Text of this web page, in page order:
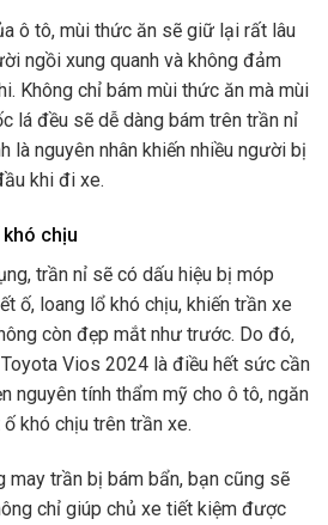
ô tô, mùi thức ăn sẽ giữ lại rất lâu
ngồi xung quanh và không đảm
Không chỉ bám mùi thức ăn mà mùi
lá đều sẽ dễ dàng bám trên trần nỉ
là nguyên nhân khiến nhiều người bị
khi đi xe.
chịu
trần nỉ sẽ có dấu hiệu bị móp
ố, loang lổ khó chịu, khiến trần xe
còn đẹp mắt như trước. Do đó,
Vios 2024 là điều hết sức cần
nguyên tính thẩm mỹ cho ô tô, ngăn
khó chịu trên trần xe.
may trần bị bám bẩn, bạn cũng sẽ
chỉ giúp chủ xe tiết kiệm được